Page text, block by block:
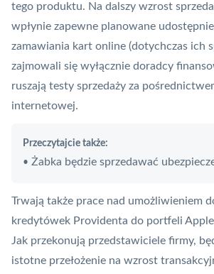
tego produktu. Na dalszy wzrost
wpłynie zapewne planowane
zamawiania kart online (dotychczas ich
zajmowali się wyłącznie doradcy
ruszają testy sprzedaży za
internetowej.
Przeczytajcie także:
• Żabka będzie sprzedawać
Trwają także prace nad umożliwieniem
kredytówek Providenta do portfeli
Jak przekonują przedstawiciele firmy,
istotne przełożenie na wzrost